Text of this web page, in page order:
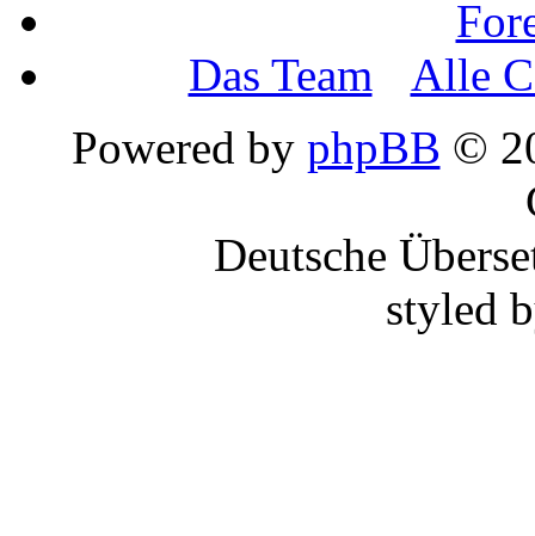
Das Team
Alle
Powered by phpBB ©
Deutsche
styled